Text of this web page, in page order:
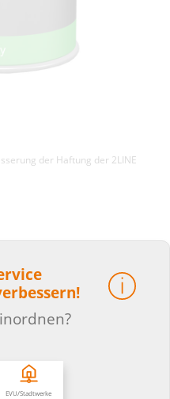
der Haftung der 2LINE
EVU/Stadtwerke